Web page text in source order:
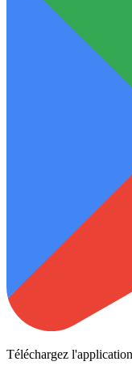
Téléchargez